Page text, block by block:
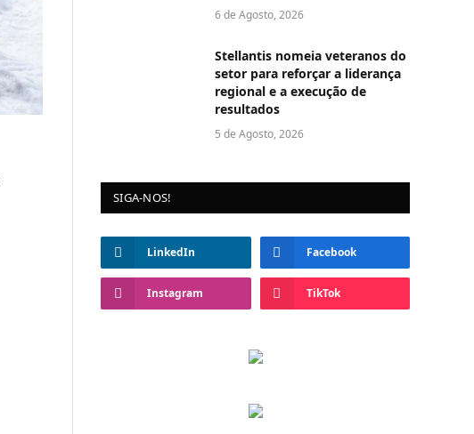
6 de Agosto, 2026
Stellantis nomeia veteranos do
setor para reforçar a liderança
regional e a execução de
resultados
5 de Agosto, 2026
SIGA-NOS!
LinkedIn Facebook
Instagram TikTok